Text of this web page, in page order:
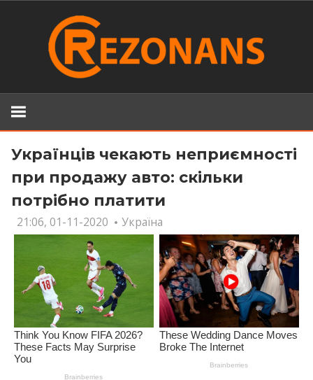
Українців чекають неприємності
при продажу авто: скільки
потрібно платити
21:06, 01-11-2020 Україна